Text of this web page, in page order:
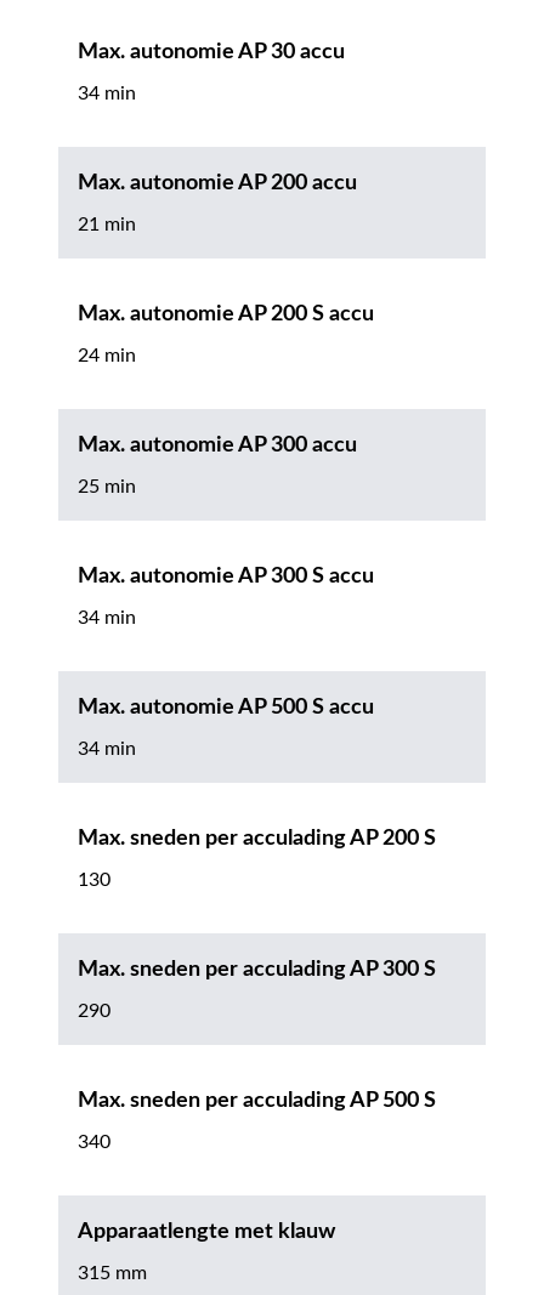
Max. autonomie AP 30 accu
34 min
Max. autonomie AP 200 accu
21 min
Max. autonomie AP 200 S accu
24 min
Max. autonomie AP 300 accu
25 min
Max. autonomie AP 300 S accu
34 min
Max. autonomie AP 500 S accu
34 min
Max. sneden per acculading AP 200 S
130
Max. sneden per acculading AP 300 S
290
Max. sneden per acculading AP 500 S
340
Apparaatlengte met klauw
315 mm